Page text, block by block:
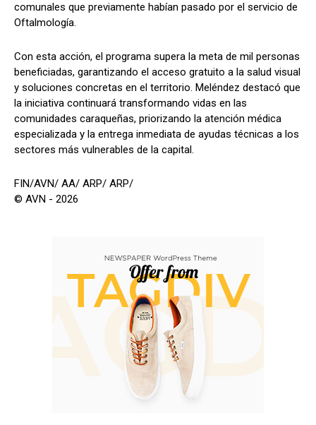
comunales que previamente habían pasado por el servicio de
Oftalmología.
Con esta acción, el programa supera la meta de mil personas
beneficiadas, garantizando el acceso gratuito a la salud visual
y soluciones concretas en el territorio. Meléndez destacó que
la iniciativa continuará transformando vidas en las
comunidades caraqueñas, priorizando la atención médica
especializada y la entrega inmediata de ayudas técnicas a los
sectores más vulnerables de la capital.
FIN/AVN/ AA/ ARP/ ARP/
© AVN - 2026